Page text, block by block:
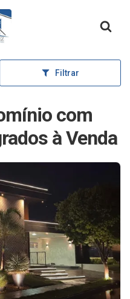
inicial
Filtrar
com
à Venda